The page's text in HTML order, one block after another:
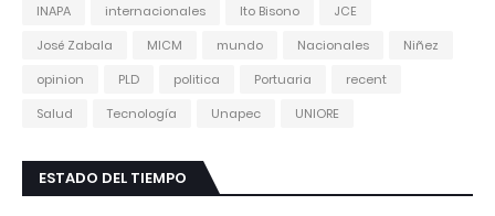
INAPA
internacionales Ito Bisono
JCE
José Zabala
MICM mundo Nacionales
Niñez
opinion
PLD politica Portuaria
recent
Salud
Tecnología Unapec UNIORE
ESTADO DEL TIEMPO